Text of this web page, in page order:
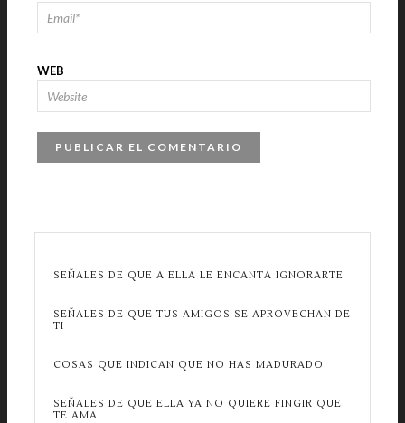
WEB
SEÑALES DE QUE A ELLA LE ENCANTA IGNORARTE
SEÑALES DE QUE TUS AMIGOS SE APROVECHAN DE
TI
COSAS QUE INDICAN QUE NO HAS MADURADO
SEÑALES DE QUE ELLA YA NO QUIERE FINGIR QUE
TE AMA